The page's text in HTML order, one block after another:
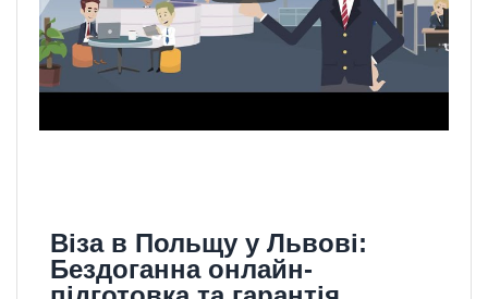
Віза в Польщу у Львові:
Бездоганна онлайн-